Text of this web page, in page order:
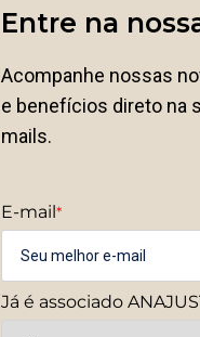
Entre na
Acompanhe nossas
e benefícios direto na
mails.
E-mail*
Já é associado